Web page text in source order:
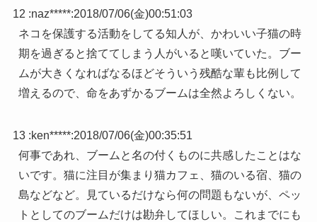
12 :naz*****:2018/07/06(金)00:51:03
ネコを保護する活動をしてる知人が、かわいい子猫の時
期を過ぎると捨ててしまう人がいると嘆いていた。ブー
ムが大きくなればなるほどそういう残酷な輩も比例して
増えるので、命をあずかるブームは全然よろしくない。
13 :ken*****:2018/07/06(金)00:35:51
何事であれ、ブームと名の付くものに共感したことはな
いです。猫に注目が集まり猫カフェ、猫のいる宿、猫の
島などなど。見ているだけなら何の問題もないが、ペッ
トとしてのブームだけは勘弁してほしい。これまでにも